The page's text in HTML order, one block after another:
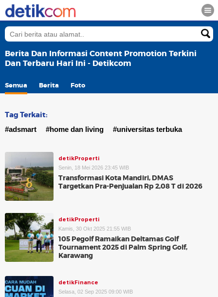
Berita Dan Informasi Content Promotion Terkini
Dan Terbaru Hari Ini - Detikcom
Semua Berita Foto
Tag Terkait:
#adsmart #home dan living #universitas terbuka
detikProperti
Senin, 18 Mei 2026 23:45 WIB
Transformasi Kota Mandiri, DMAS
Targetkan Pra-Penjualan Rp 2,08 T di 2026
detikProperti
Kamis, 30 Okt 2025 21:55 WIB
105 Pegolf Ramaikan Deltamas Golf
Tournament 2025 di Palm Spring Golf,
Karawang
detikFinance
Selasa, 02 Sep 2025 09:00 WIB